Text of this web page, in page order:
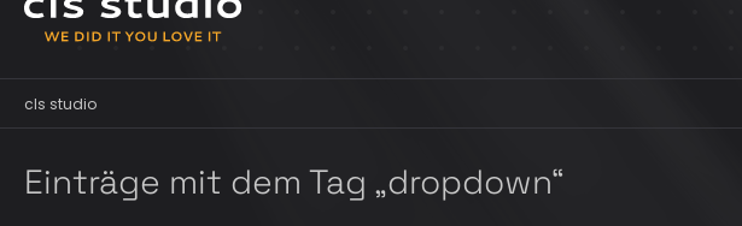
cls studio
Einträge mit dem Tag „dropdown“